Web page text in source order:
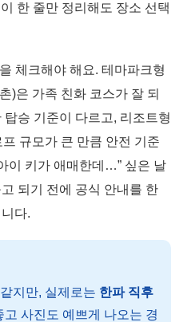
한 줄만 정리해도 장소 선택
을 체크해야 해요. 테마파크형
)은 가족 친화 코스가 잘 되
승 기준이 다르고, 리조트형
규모가 큰 만큼 안전 기준
이 키가 애매한데…” 싶은 날
되기 전에 공식 안내를 한
다.
지만, 실제로는 한파 직후
고 사진도 예쁘게 나오는 경